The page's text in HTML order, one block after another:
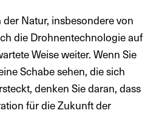
Natur, insbesondere von
die Drohnentechnologie auf
Weise weiter. Wenn Sie
Schabe sehen, die sich
denken Sie daran, dass
für die Zukunft der